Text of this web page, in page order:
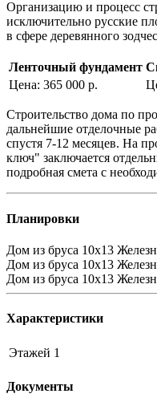
Организацию и процесс
исключительно русские
в сфере деревянного
Ленточный фундамент
Цена: 365 000 р.
Строительство дома по
дальнейшие отделочные
спустя 7-12 месяцев. На
ключ" заключается
подробная смета с
Планировки
Дом из бруса 10х13
Дом из бруса 10х13
Дом из бруса 10х13
Характеристики
Этажей 1
Документы